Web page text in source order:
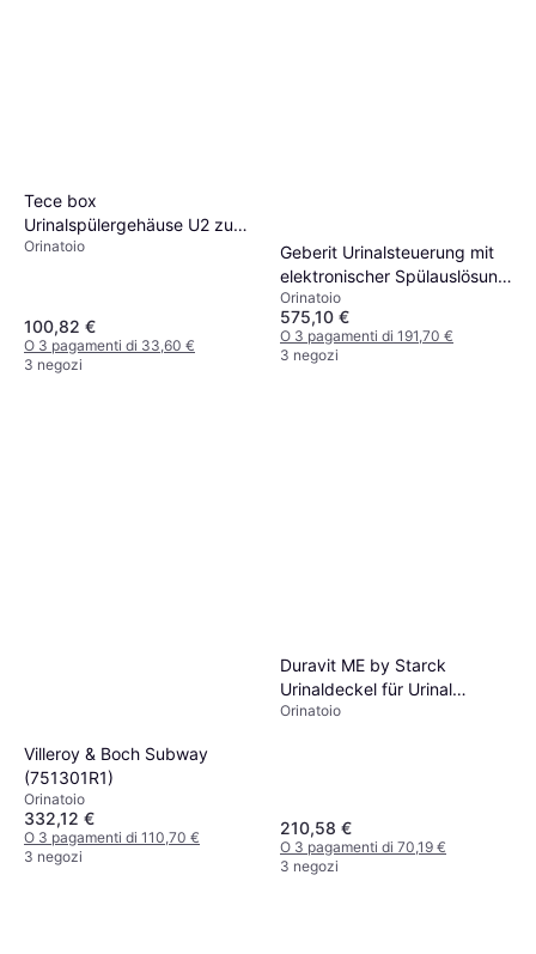
Tece box
Urinalspülergehäuse U2 zu
TECE-Urinalspüler U2 im
Orinatoio
100,82 €
O 3 pagamenti di 33,60 €
3 negozi
Geberit Urinalsteuerung mit
elektronischer Spülauslösung
Netzbetrieb Abdeckplatte
Mambo
Orinatoio
575,10 €
O 3 pagamenti di 191,70 €
3 negozi
Villeroy & Boch Subway
(751301R1)
Orinatoio
332,12 €
O 3 pagamenti di 110,70 €
3 negozi
Duravit ME by Starck
Urinaldeckel für Urinal
281230
Orinatoio
210,58 €
O 3 pagamenti di 70,19 €
3 negozi